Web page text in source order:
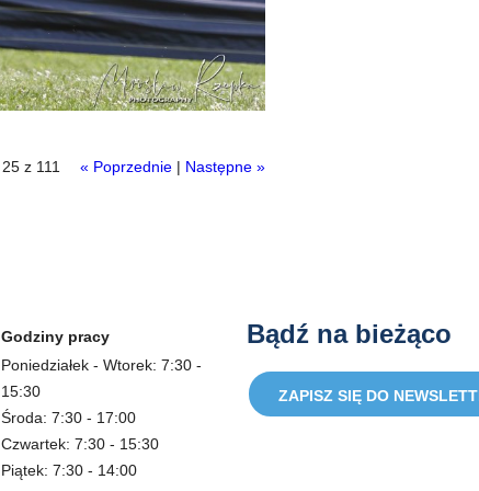
25 z 111 « Poprzednie| Następne »
Godziny pracy
Poniedziałek - Wtorek: 7:30 -
15:30
Środa: 7:30 - 17:00
Czwartek: 7:30 - 15:30
Piątek: 7:30 - 14:00
Bądź na bieżąco
ZAPISZ SIĘ DO